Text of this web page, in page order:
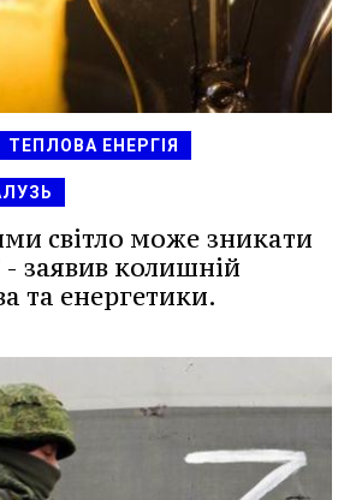
ТЕПЛОВА ЕНЕРГІЯ
світло може зникати
- заявив колишній
та енергетики.